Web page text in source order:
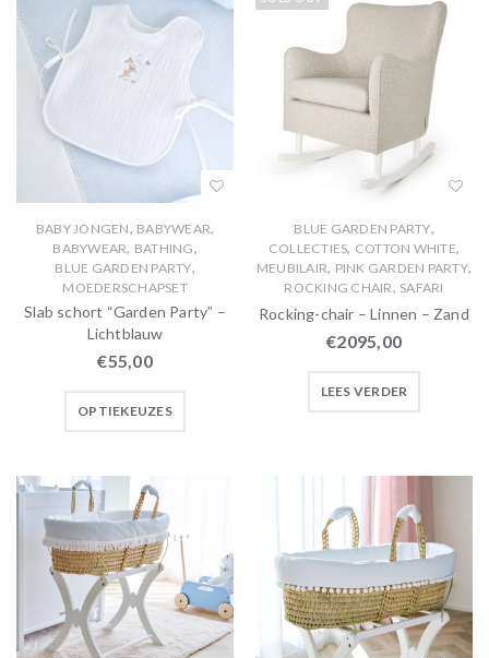
BABY JONGEN, BABYWEAR,
BABYWEAR, BATHING,
BLUE GARDEN PARTY,
MOEDERSCHAPSET
Slab schort “Garden Party” –
Lichtblauw
€55,00
OPTIEKEUZES
BLUE GARDEN PARTY,
COLLECTIES, COTTON WHITE,
MEUBILAIR, PINK GARDEN PARTY,
ROCKING CHAIR, SAFARI
Rocking-chair – Linnen – Zand
€2095,00
LEES VERDER